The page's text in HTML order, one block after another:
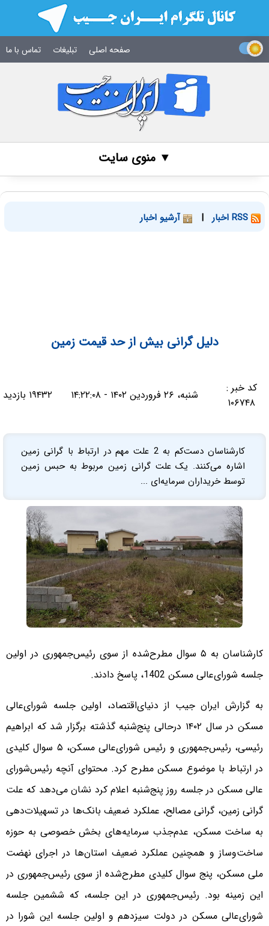
صفحه اصلی تبلیغات تماس با ما
▼ منوی سایت
| آرشیو اخبار
دلیل گرانی بیش از حد قیمت زمین
کد خبر :
۱۰۶۷۴۸
شنبه، ۲۶ فروردین ۱۴۰۲ - ۱۴:۲۲:۰۸ ۱۹۴۳۲ بازدید
کارشناسان دست‌‌‌کم به 2 علت مهم در ارتباط با گرانی زمین
اشاره می‌کنند. یک علت گرانی زمین مربوط به حبس زمین
توسط خریداران سرمایه‌‌‌ای ...
کارشناسان به ۵ سوال مطرح‌شده از سوی رئیس‌‌‌جمهوری در اولین
جلسه شورای‌عالی مسکن 1402، پاسخ دادند.
به گزارش ایران جیب از دنیای‌اقتصاد، اولین جلسه شورای‌عالی
مسکن در سال ۱۴۰۲ در‌‌‌حالی پنج‌شنبه گذشته برگزار شد که ابراهیم
رئیسی، رئیس‌‌‌جمهوری و رئیس شورای‌عالی مسکن، ۵ سوال کلیدی
در ارتباط با موضوع مسکن مطرح کرد. محتوای آنچه رئیس‌‌‌شورای
عالی مسکن در جلسه روز پنج‌شنبه اعلام کرد نشان می‌دهد که علت
گرانی زمین، گرانی مصالح، عملکرد ضعیف بانک‌ها در تسهیلات‌‌‌دهی
به ساخت مسکن، عدم‌جذب سرمایه‌‌‌های بخش خصوصی به حوزه
ساخت‌وساز و همچنین عملکرد ضعیف استان‌‌‌ها در اجرای نهضت
ملی مسکن، پنج سوال کلیدی مطرح‌شده از سوی رئیس‌‌‌جمهوری در
این زمینه بود. رئیس‌‌‌جمهوری در این جلسه، که ششمین جلسه
شورای‌‌‌عالی مسکن در دولت سیزدهم و اولین جلسه این شورا در